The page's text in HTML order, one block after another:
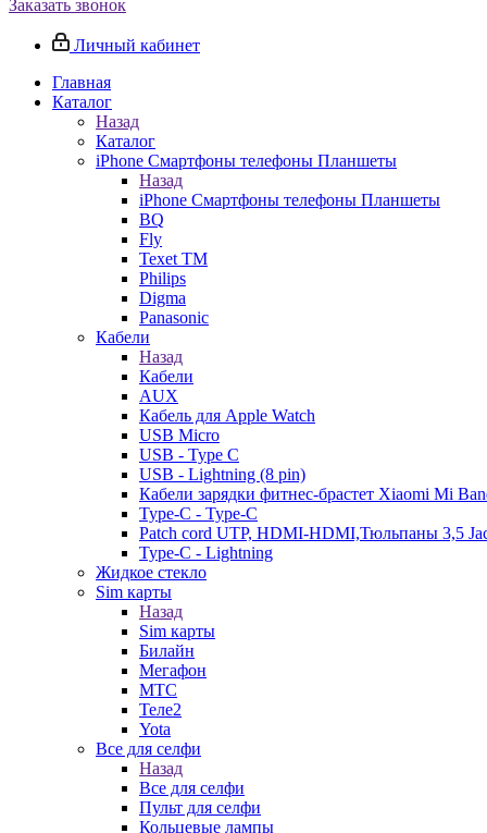
Заказать звонок
Личный кабинет
Главная
Каталог
Назад
Каталог
iPhone Смартфоны телефоны Планшеты
Назад
iPhone Смартфоны телефоны Планшеты
BQ
Fly
Texet TM
Philips
Digma
Panasonic
Кабели
Назад
Кабели
AUX
Кабель для Apple Watch
USB Micro
USB - Type C
USB - Lightning (8 pin)
Кабели зарядки фитнес-брастет Xiaomi Mi
Type-C - Type-C
Patch cord UTP, HDMI-HDMI,Тюльпаны 3,5
Type-C - Lightning
Жидкое стекло
Sim карты
Назад
Sim карты
Билайн
Мегафон
МТС
Теле2
Yota
Все для селфи
Назад
Все для селфи
Пульт для селфи
Кольцевые лампы